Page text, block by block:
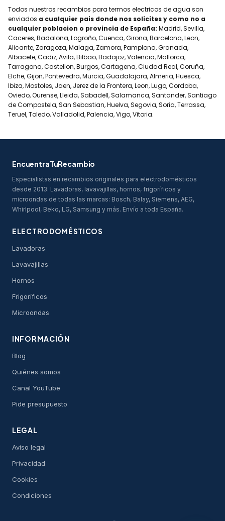
Todos nuestros recambios para termos electricos de agua son
enviados a cualquier pais donde nos solicites y como no a
cualquier poblacion o provincia de España: Madrid, Sevilla,
Caceres, Badalona, Logroño, Cuenca, Girona, Barcelona, Leon,
Alicante, Zaragoza, Malaga, Zamora, Pamplona, Granada,
Albacete, Cadiz, Avila, Bilbao, Badajoz, Valencia, Mallorca,
Tarragona, Castellon, Burgos, Cartagena, Ciudad Real, Coruña,
Elche, Gijon, Pontevedra, Murcia, Guadalajara, Almeria, Huesca,
Ibiza, Mostoles, Jaen, Jerez de la Frontera, Leon, Lugo, Cordoba,
Oviedo, Ourense, Lleida, Sabadell, Salamanca, Santander, Santiago
de Compostela, San Sebastian, Huelva, Segovia, Soria, Terrassa,
Teruel, Toledo, Valladolid, Palencia, Vigo, Vitoria.
EncuentraTuRecambio
Especialistas en recambios originales para electrodomésticos
desde 2013. Lavadoras, lavavajillas, hornos, frigoríficos y
microondas de todas las marcas: Bosch, Balay, Siemens, AEG,
Whirlpool, Beko, LG, Samsung y más. Envío a toda España.
ELECTRODOMÉSTICOS
Lavadoras
Lavavajillas
Hornos
Frigoríficos
Microondas
INFORMACIÓN
Blog
Quiénes somos
Canal YouTube
Pide presupuesto
LEGAL
Aviso legal
Privacidad
Cookies
Condiciones